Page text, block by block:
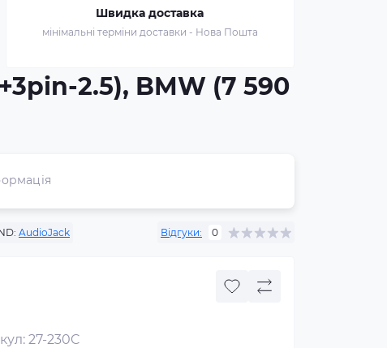
Швидка доставка
мінімальні терміни доставки - Нова Пошта
2.5), BMW (7 590
AudioJack Відгуки: 0
27-230C